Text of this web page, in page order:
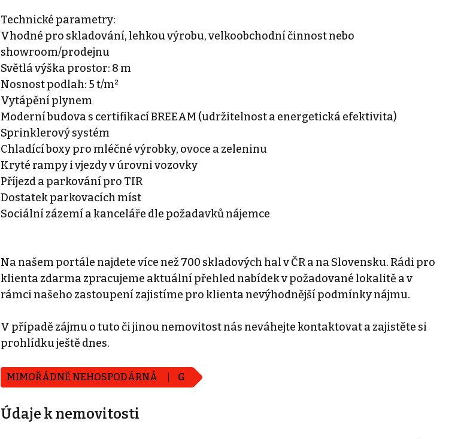
Technické parametry:
Vhodné pro skladování, lehkou výrobu, velkoobchodní činnost nebo
showroom/prodejnu
Světlá výška prostor: 8 m
Nosnost podlah: 5 t/m²
Vytápění plynem
Moderní budova s certifikací BREEAM (udržitelnost a energetická efektivita)
Sprinklerový systém
Chladící boxy pro mléčné výrobky, ovoce a zeleninu
Kryté rampy i vjezdy v úrovni vozovky
Příjezd a parkování pro TIR
Dostatek parkovacích míst
Sociální zázemí a kanceláře dle požadavků nájemce
Na našem portále najdete více než 700 skladových hal v ČR a na Slovensku. Rádi pro
klienta zdarma zpracujeme aktuální přehled nabídek v požadované lokalitě a v
rámci našeho zastoupení zajistíme pro klienta nevýhodnější podmínky nájmu.
V případě zájmu o tuto či jinou nemovitost nás neváhejte kontaktovat a zajistěte si
prohlídku ještě dnes.
MIMOŘÁDNĚ NEHOSPODÁRNÁ G
Údaje k nemovitosti